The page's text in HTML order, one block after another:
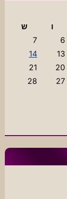
ו
ש
6
7
13
14
20
21
27
28